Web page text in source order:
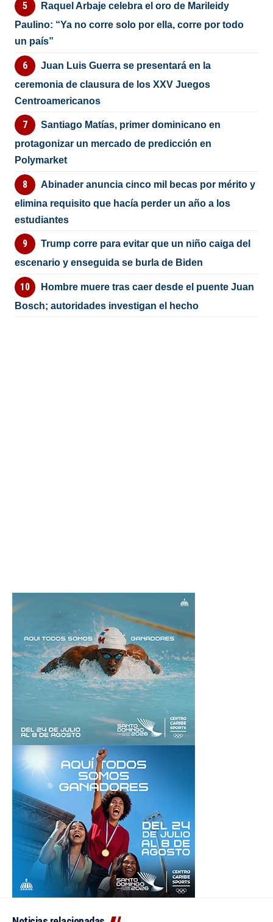
Raquel Arbaje celebra el oro de Marileidy
Paulino: “Ya no corre solo por ella, corre por todo
un país”
Juan Luis Guerra se presentará en la
ceremonia de clausura de los XXV Juegos
Centroamericanos
Santiago Matías, primer dominicano en
protagonizar un mercado de predicción en
Polymarket
Abinader anuncia cinco mil becas por mérito y
elimina requisito que hacía perder un año a los
estudiantes
Trump corre para evitar que un niño caiga del
escenario y enseguida se burla de Biden
Hombre muere tras caer desde el puente Juan
Bosch; autoridades investigan el hecho